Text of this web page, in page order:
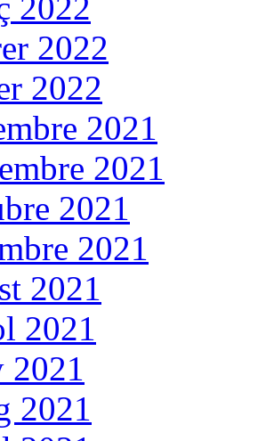
2022
2022
2021
2021
2021
2021
2021
2021
2021
2021